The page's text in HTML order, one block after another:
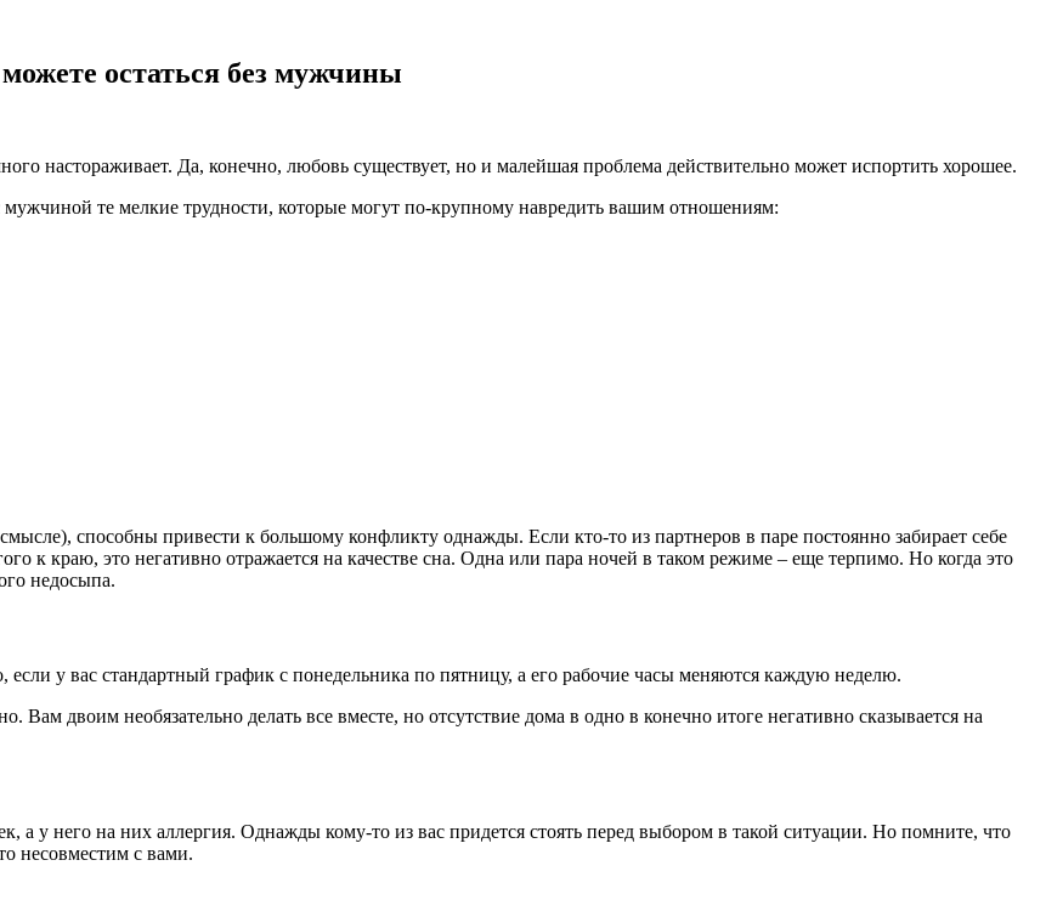
остаться без мужчины
настораживает. Да, конечно, любовь существует, но и малейшая проблема действительно может испортить хорошее.
те мелкие трудности, которые могут по-крупному навредить вашим отношениям:
способны привести к большому конфликту однажды. Если кто-то из партнеров в паре постоянно забирает себе
к краю, это негативно отражается на качестве сна. Одна или пара ночей в таком режиме – еще терпимо. Но когда это
недосыпа.
у вас стандартный график с понедельника по пятницу, а его рабочие часы меняются каждую неделю.
Вам двоим необязательно делать все вместе, но отсутствие дома в одно в конечно итоге негативно сказывается на
а у него на них аллергия. Однажды кому-то из вас придется стоять перед выбором в такой ситуации. Но помните, что
несовместим с вами.